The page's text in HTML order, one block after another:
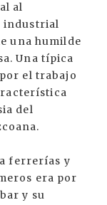
al
industrial
una humilde
Una típica
el trabajo
del
ferrerías y
era por
y su